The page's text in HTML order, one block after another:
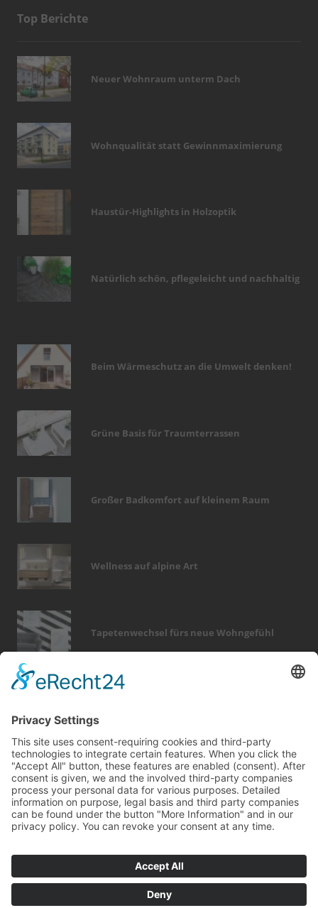
Top Berichte
Neuer Wohnraum unterm Dach
Wohnqualität statt Gewinnmaximierung
Haustür-Highlights in Holzoptik
Natürlich schön, pflegeleicht und nachhaltig
Beim Wärmeschutz an die Umwelt denken!
Grüne Basis für Traumterrassen
Großer Badkomfort auf kleinem Raum
Wellness auf alpine Art
Tapetenwechsel fürs neue Wohngefühl
beratung möbel rund ums haus
förderung
fenster
dekoration wärme fotovoltaik
türen
garten
smart home fliesen zaun
dämmung
fußboden
heizung modernisieren
outdoor